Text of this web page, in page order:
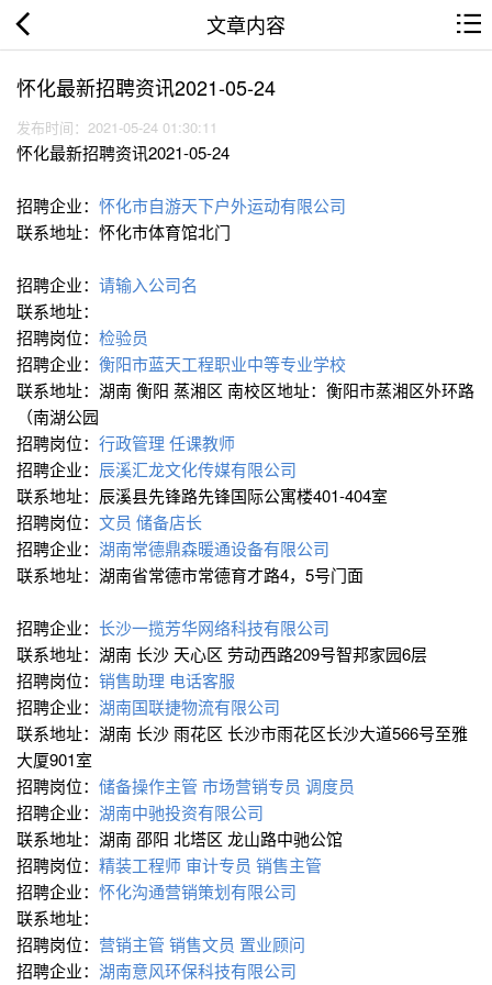
文章内容
怀化最新招聘资讯2021-05-24
发布时间：2021-05-24 01:30:11
怀化最新招聘资讯2021-05-24
招聘企业： 怀化市自游天下户外运动有限公司
联系地址：怀化市体育馆北门
招聘企业： 请输入公司名
联系地址：
招聘岗位： 检验员
招聘企业： 衡阳市蓝天工程职业中等专业学校
联系地址：湖南 衡阳 蒸湘区 南校区地址：衡阳市蒸湘区外环路
（南湖公园
招聘岗位： 行政管理 任课教师
招聘企业： 辰溪汇龙文化传媒有限公司
联系地址：辰溪县先锋路先锋国际公寓楼401-404室
招聘岗位： 文员 储备店长
招聘企业： 湖南常德鼎森暖通设备有限公司
联系地址：湖南省常德市常德育才路4，5号门面
招聘企业： 长沙一揽芳华网络科技有限公司
联系地址：湖南 长沙 天心区 劳动西路209号智邦家园6层
招聘岗位： 销售助理 电话客服
招聘企业： 湖南国联捷物流有限公司
联系地址：湖南 长沙 雨花区 长沙市雨花区长沙大道566号至雅
大厦901室
招聘岗位： 储备操作主管 市场营销专员 调度员
招聘企业： 湖南中驰投资有限公司
联系地址：湖南 邵阳 北塔区 龙山路中驰公馆
招聘岗位： 精装工程师 审计专员 销售主管
招聘企业： 怀化沟通营销策划有限公司
联系地址：
招聘岗位： 营销主管 销售文员 置业顾问
招聘企业： 湖南意风环保科技有限公司